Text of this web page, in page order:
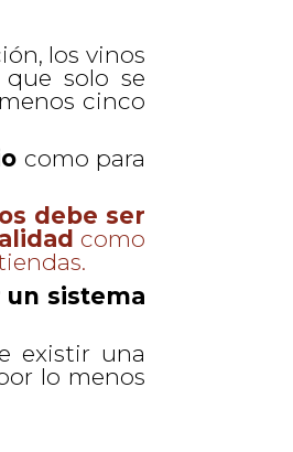
los vinos
solo se
cinco
como para
debe ser
como
un sistema
existir una
lo menos